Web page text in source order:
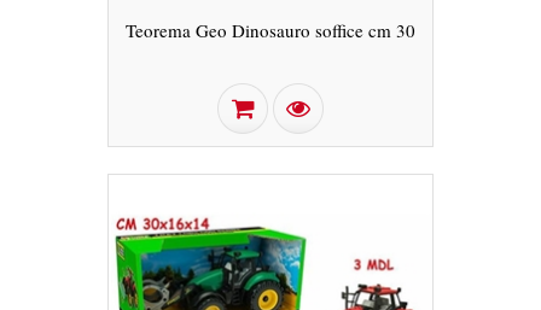
Teorema Geo Dinosauro soffice cm 30